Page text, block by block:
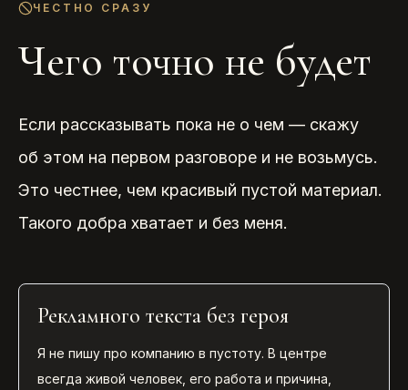
ЧЕСТНО СРАЗУ
Чего точно не будет
Если рассказывать пока не о чем — скажу
об этом на первом разговоре и не возьмусь.
Это честнее, чем красивый пустой материал.
Такого добра хватает и без меня.
Рекламного текста без героя
Я не пишу про компанию в пустоту. В центре
всегда живой человек, его работа и причина,